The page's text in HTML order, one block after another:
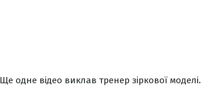
Ще одне відео виклав тренер зіркової моделі.